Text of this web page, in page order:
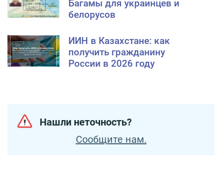
Багамы для украинцев и
белорусов
ИИН в Казахстане: как
получить гражданину
России в 2026 году
Нашли неточность?
Сообщите нам.